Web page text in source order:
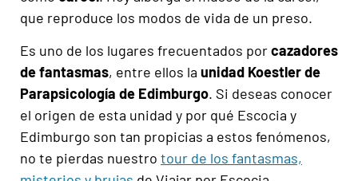
que reproduce los modos de vida de un preso.
Es uno de los lugares frecuentados porcazadores
de fantasmas, entre ellos la unidad Koestler de
Parapsicología de Edimburgo. Si deseas conocer
el origen de esta unidad y por qué Escocia y
Edimburgo son tan propicias a estos fenómenos,
no te pierdas nuestro tour de los fantasmas,